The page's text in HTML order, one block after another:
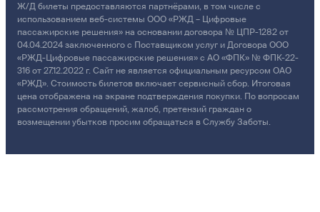
Ж/Д билеты предоставляются партнёрами, в том числе с
использованием веб-системы ООО «РЖД – Цифровые
пассажирские решения» на основании договора № ЦПР-1282 от
04.04.2024 заключенного с Поставщиком услуг и Договора ООО
«РЖД-Цифровые пассажирские решения» с АО «ФПК» № ФПК-22-
316 от 27.12.2022 г. Сайт не является официальным ресурсом ОАО
«РЖД». Стоимость билетов включает сервисный сбор. Итоговая
цена отображена на экране подтверждения покупки. По вопросам
рассмотрения обращений, жалоб, претензий граждан о
возмещении убытков просим обращаться в Службу Заботы.